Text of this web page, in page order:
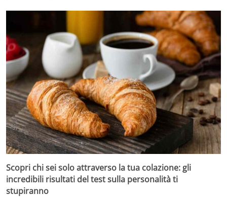
Scopri chi sei solo attraverso la tua colazione: gli
incredibili risultati del test sulla personalità ti
stupiranno